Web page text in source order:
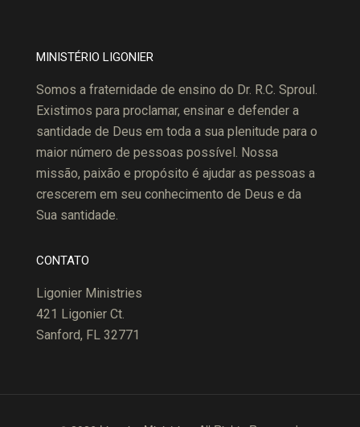
MINISTÉRIO LIGONIER
Somos a fraternidade de ensino do Dr. R.C. Sproul.
Existimos para proclamar, ensinar e defender a
santidade de Deus em toda a sua plenitude para o
maior número de pessoas possível. Nossa
missão, paixão e propósito é ajudar as pessoas a
crescerem em seu conhecimento de Deus e da
Sua santidade.
CONTATO
Ligonier Ministries
421 Ligonier Ct.
Sanford, FL 32771